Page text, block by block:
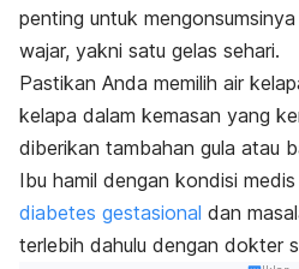
penting untuk
wajar, yakni satu gelas sehari.
Pastikan Anda memilih air
kelapa dalam kemasan yang
diberikan tambahan gula atau
Ibu hamil dengan kondisi
diabetes gestasional dan
terlebih dahulu dengan dokter